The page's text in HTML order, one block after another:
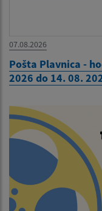
07.08.2026
Pošta Plavnica -
2026 do 14. 08.